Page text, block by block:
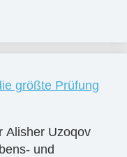
größte Prüfung
Alisher Uzoqov
und